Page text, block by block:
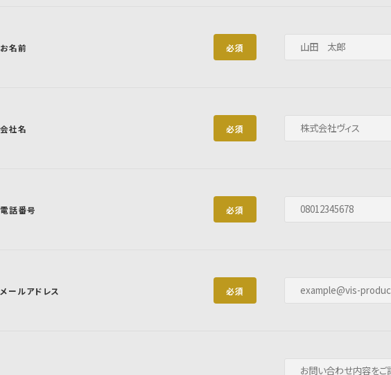
お名前 必須
会社名 必須
電話番号 必須
メールアドレス 必須